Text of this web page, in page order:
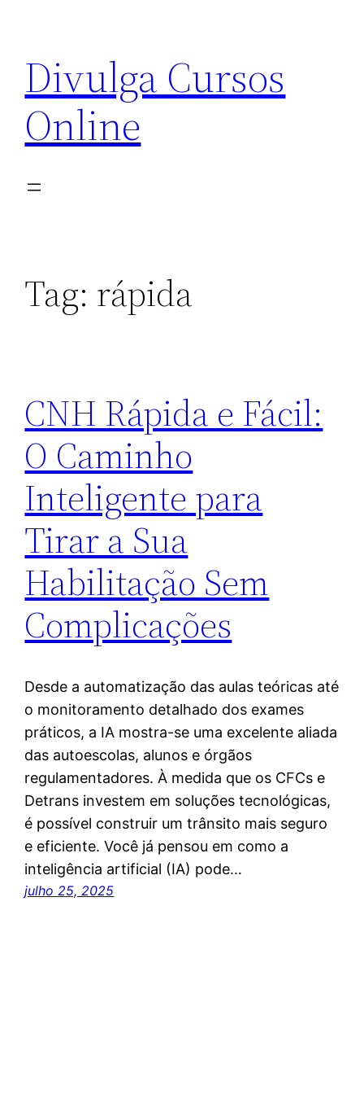
conteúdo
Divulga Cursos
Online
Tag: rápida
CNH Rápida e Fácil:
O Caminho
Inteligente para
Tirar a Sua
Habilitação Sem
Complicações
Desde a automatização das aulas teóricas até
o monitoramento detalhado dos exames
práticos, a IA mostra-se uma excelente aliada
das autoescolas, alunos e órgãos
regulamentadores. À medida que os CFCs e
Detrans investem em soluções tecnológicas,
é possível construir um trânsito mais seguro
e eficiente. Você já pensou em como a
inteligência artificial (IA) pode…
julho 25, 2025